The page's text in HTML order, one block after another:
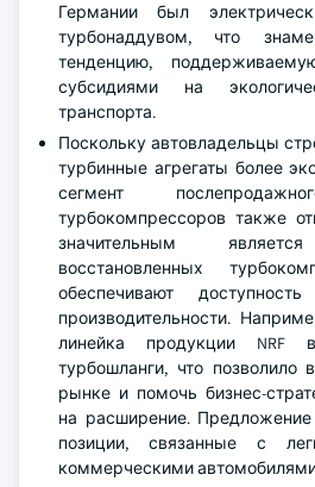
Германии был
турбонаддувом, что
тенденцию,
субсидиями на
транспорта.
Поскольку автовладельцы
турбинные агрегаты более
сегмент
турбокомпрессоров также
значительным
восстановленных
обеспечивают
производительности.
линейка продукции NRF
турбошланги, что позволило
рынке и помочь бизнес-
на расширение.
позиции, связанные с
коммерческими